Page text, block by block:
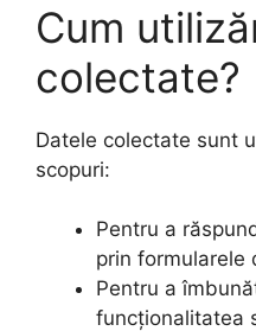
Cum
colectate?
Datele colectate sunt
scopuri:
Pentru a
prin formularele
Pentru a
funcționalitatea